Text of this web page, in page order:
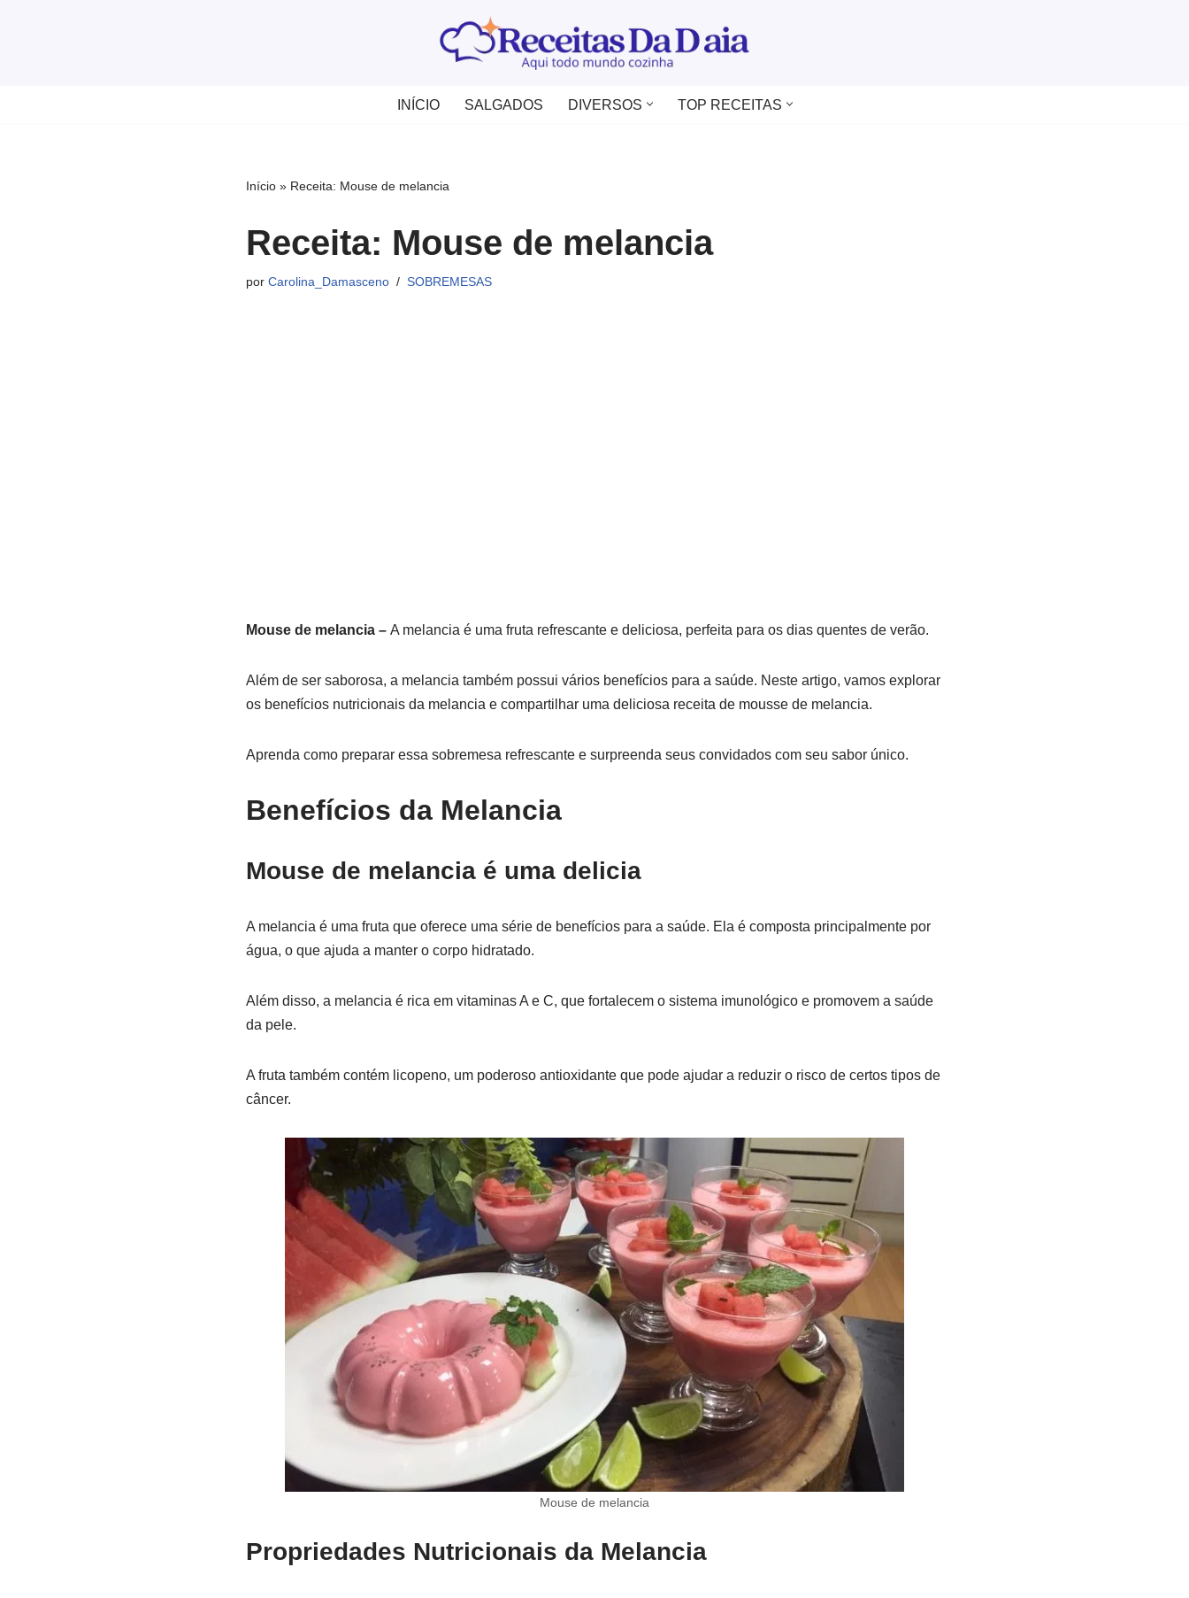
INÍCIO SALGADOS DIVERSOS TOP RECEITAS
Início» Receita: Mouse de melancia
Receita: Mouse de melancia
por Carolina_Damasceno SOBREMESAS
Mouse de melancia – A melancia é uma fruta refrescante e deliciosa, perfeita para os dias quentes de verão.
Além de ser saborosa, a melancia também possui vários benefícios para a saúde. Neste artigo, vamos explorar
os benefícios nutricionais da melancia e compartilhar uma deliciosa receita de mousse de melancia.
Aprenda como preparar essa sobremesa refrescante e surpreenda seus convidados com seu sabor único.
Benefícios da Melancia
Mouse de melancia é uma delicia
A melancia é uma fruta que oferece uma série de benefícios para a saúde. Ela é composta principalmente por
água, o que ajuda a manter o corpo hidratado.
Além disso, a melancia é rica em vitaminas A e C, que fortalecem o sistema imunológico e promovem a saúde
da pele.
A fruta também contém licopeno, um poderoso antioxidante que pode ajudar a reduzir o risco de certos tipos de
câncer.
Mouse de melancia
Propriedades Nutricionais da Melancia